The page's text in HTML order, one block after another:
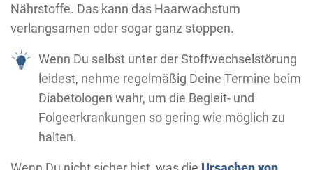
Nährstoffe. Das kann das Haarwachstum
verlangsamen oder sogar ganz stoppen.
Wenn Du selbst unter der Stoffwechselstörung
leidest, nehme regelmäßig Deine Termine beim
Diabetologen wahr, um die Begleit- und
Folgeerkrankungen so gering wie möglich zu
halten.